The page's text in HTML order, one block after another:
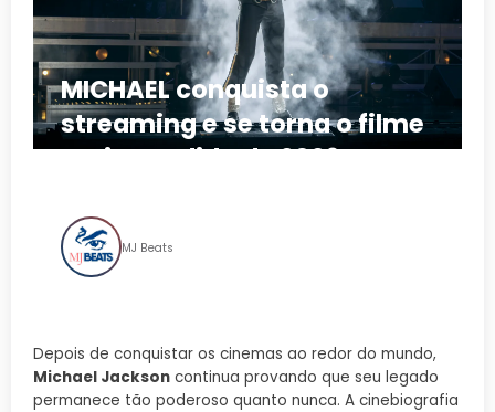
MICHAEL conquista o
streaming e se torna o filme
mais vendido de 2026 no
MJ Beats
Depois de conquistar os cinemas ao redor do mundo,
Michael Jackson continua provando que seu legado
permanece tão poderoso quanto nunca. A cinebiografia